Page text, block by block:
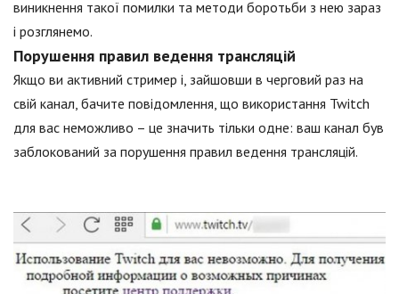
виникнення такої помилки та методи боротьби з нею зараз
і розглянемо.
Порушення правил ведення трансляцій
Якщо ви активний стример і, зайшовши в черговий раз на
свій канал, бачите повідомлення, що використання Twitch
для вас неможливо – це значить тільки одне: ваш канал був
заблокований за порушення правил ведення трансляцій.